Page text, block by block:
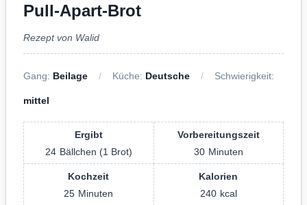
Pull-Apart-Brot
Rezept von Walid
Gang: Beilage Küche: Deutsche Schwierigkeit:
mittel
Ergibt
24 Bällchen (1 Brot)
Vorbereitungszeit
30 Minuten
Kochzeit
25 Minuten
Kalorien
240 kcal